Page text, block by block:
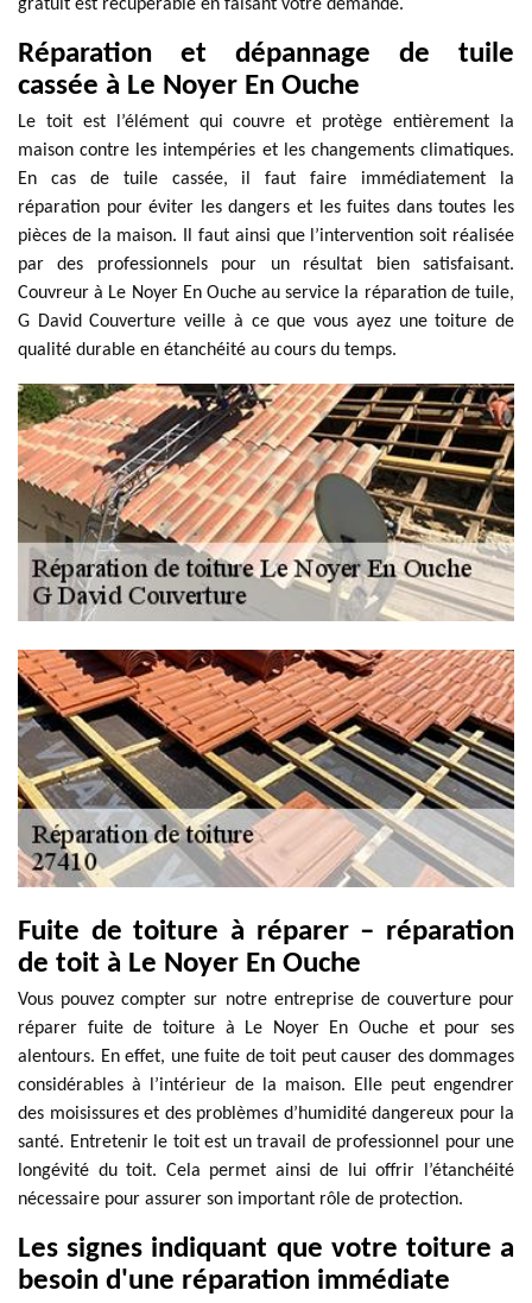
gratuit est récupérable en faisant votre demande.
Réparation et dépannage de tuile
cassée à Le Noyer En Ouche
Le toit est l’élément qui couvre et protège entièrement la
maison contre les intempéries et les changements climatiques.
En cas de tuile cassée, il faut faire immédiatement la
réparation pour éviter les dangers et les fuites dans toutes les
pièces de la maison. Il faut ainsi que l’intervention soit réalisée
par des professionnels pour un résultat bien satisfaisant.
Couvreur à Le Noyer En Ouche au service la réparation de tuile,
G David Couverture veille à ce que vous ayez une toiture de
qualité durable en étanchéité au cours du temps.
Fuite de toiture à réparer – réparation
de toit à Le Noyer En Ouche
Vous pouvez compter sur notre entreprise de couverture pour
réparer fuite de toiture à Le Noyer En Ouche et pour ses
alentours. En effet, une fuite de toit peut causer des dommages
considérables à l’intérieur de la maison. Elle peut engendrer
des moisissures et des problèmes d’humidité dangereux pour la
santé. Entretenir le toit est un travail de professionnel pour une
longévité du toit. Cela permet ainsi de lui offrir l’étanchéité
nécessaire pour assurer son important rôle de protection.
Les signes indiquant que votre toiture a
besoin d'une réparation immédiate